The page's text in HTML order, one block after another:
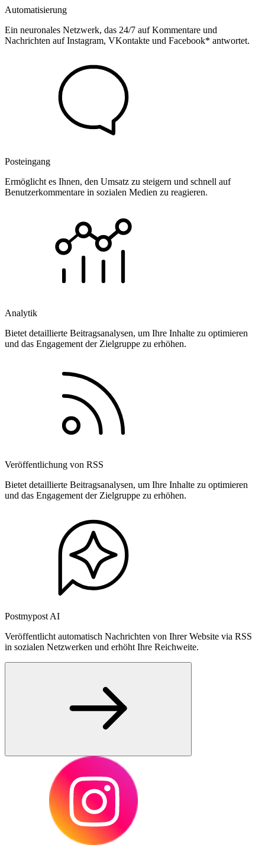
Automatisierung
Ein neuronales Netzwerk, das 24/7 auf Kommentare und
Nachrichten auf Instagram, VKontakte und Facebook* antwortet.
Posteingang
Ermöglicht es Ihnen, den Umsatz zu steigern und schnell auf
Benutzerkommentare in sozialen Medien zu reagieren.
Analytik
Bietet detaillierte Beitragsanalysen, um Ihre Inhalte zu optimieren
und das Engagement der Zielgruppe zu erhöhen.
Veröffentlichung von RSS
Bietet detaillierte Beitragsanalysen, um Ihre Inhalte zu optimieren
und das Engagement der Zielgruppe zu erhöhen.
Postmypost AI
Veröffentlicht automatisch Nachrichten von Ihrer Website via RSS
in sozialen Netzwerken und erhöht Ihre Reichweite.